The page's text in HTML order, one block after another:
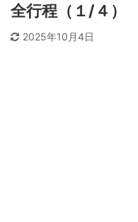
全行程（１/４）
2025年10月4日